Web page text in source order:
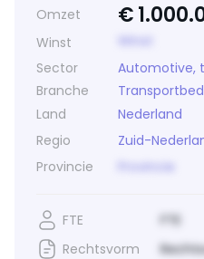
Omzet €
Winst
Sector
Automotive,
Branche
Land
Nederland
Regio
Zuid-
Provincie
FTE
FTE
Rechtsvorm